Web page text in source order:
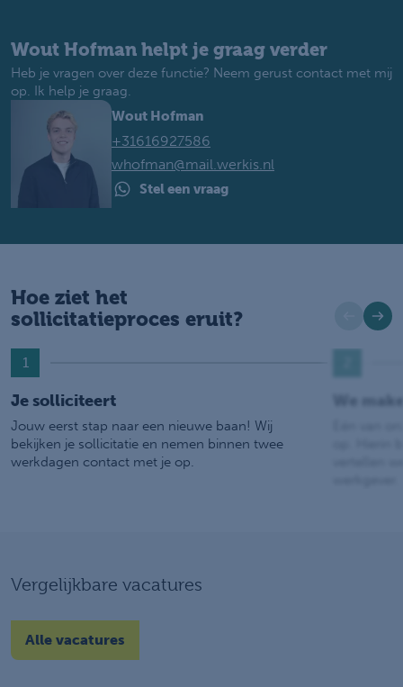
Wout Hofman helpt je graag verder
Heb je vragen over deze functie? Neem gerust contact met mij
op. Ik help je graag.
Wout Hofman
+31616927586
whofman@mail.werkis.nl
Stel een vraag
Hoe ziet het
sollicitatieproces eruit?
1
Je solliciteert
Jouw eerst stap naar een nieuwe baan! Wij
bekijken je sollicitatie en nemen binnen twee
werkdagen contact met je op.
We
Vergelijkbare vacatures
Alle vacatures